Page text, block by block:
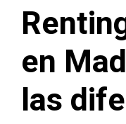
en
las